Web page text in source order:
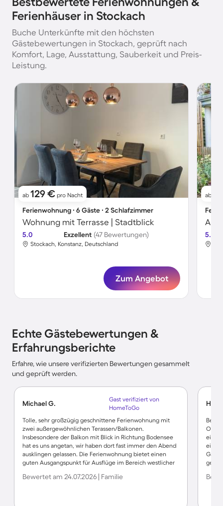
Ferienhäuser in Stockach
Buche Unterkünfte mit den höchsten
Gästebewertungen in Stockach, geprüft nach
Komfort, Lage, Ausstattung, Sauberkeit und Preis-
Leistung.
ab 129 € pro Nacht
Ferienwohnung ∙ 6 Gäste ∙ 2 Schlafzimmer
Wohnung mit Terrasse | Stadtblick
5.0 Exzellent (47 Bewertungen)
Stockach, Konstanz, Deutschland
Zum Angebot
ab
5.0
Echte Gästebewertungen &
Erfahrungsberichte
Erfahre, wie unsere verifizierten Bewertungen gesammelt
und geprüft werden.
Michael G.
Gast verifiziert von
HomeToGo
Tolle, sehr großzügig geschnittene Ferienwohnung mit
zwei außergewöhnlichen Terassen/Balkonen.
Insbesondere der Balkon mit Blick in Richtung Bodensee
hat es uns angetan, wir haben dort fast immer den Abend
ausklingen gelassen. Die Ferienwohnung bietet einen
guten Ausgangspunkt für Ausflüge im Bereich westlicher
am Rhein usw. sind sowohl mit dem Auto als auch mit
Bewertet am 24.07.2026 | Familie
Ob
eine